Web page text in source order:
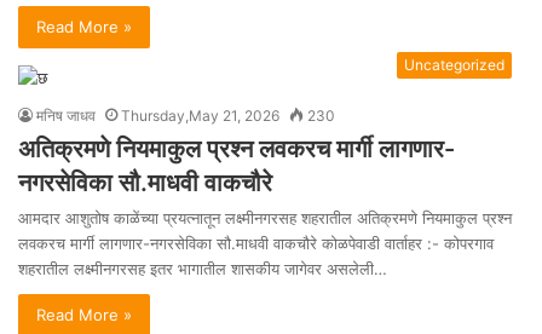
Read More »
Uncategorized
मनिष जाधव Thursday,May 21, 2026 230
अतिक्रमणे नियमाकुल प्रश्न लवकरच मार्गी लागणार-
नगरसेविका सौ.माधवी वाकचौरे
आमदार आशुतोष काळेंच्या प्रयत्नातून लक्ष्मीनगरसह शहरातील अतिक्रमणे नियमाकुल प्रश्न
लवकरच मार्गी लागणार-नगरसेविका सौ.माधवी वाकचौरे कोळपेवाडी वार्ताहर :- कोपरगाव
शहरातील लक्ष्मीनगरसह इतर भागातील शासकीय जागेवर असलेली…
Read More »